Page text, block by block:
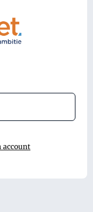
account